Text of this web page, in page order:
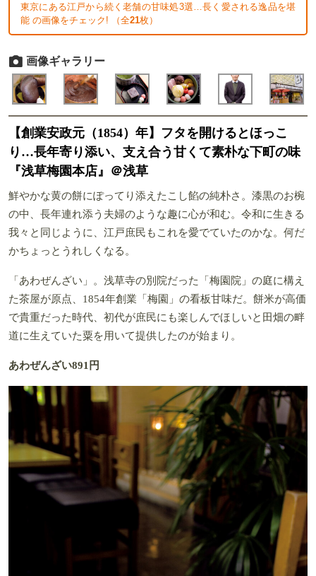
東京にある江戸から続く老舗の甘味処3選…長く愛される逸品を堪
能 の画像をチェック! （全21枚）
画像ギャラリー
【創業安政元（1854）年】フタを開けるとほっこ
り…長年寄り添い、支え合う甘くて素朴な下町の味
『浅草梅園本店』＠浅草
鮮やかな黄の餅にぽってり添えたこし餡の純朴さ。漆黒のお椀
の中、長年連れ添う夫婦のような趣に心が和む。令和に生きる
我々と同じように、江戸庶民もこれを愛でていたのかな。何だ
かちょっとうれしくなる。
「あわぜんざい」。浅草寺の別院だった「梅園院」の庭に構え
た茶屋が原点、1854年創業「梅園」の看板甘味だ。餅米が高価
で貴重だった時代、初代が庶民にも楽しんでほしいと田畑の畔
道に生えていた粟を用いて提供したのが始まり。
あわぜんざい891円